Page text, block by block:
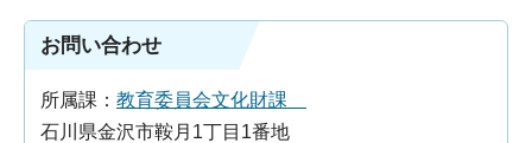
お問い合わせ
所属課： 教育委員会文化財課
石川県金沢市鞍月1丁目1番地